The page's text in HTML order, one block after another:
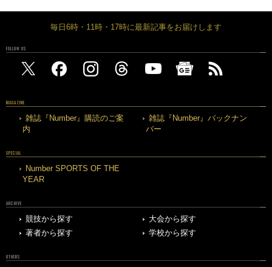
毎日6時・11時・17時に最新記事をお届けします
FOLLOW US
MAGAZINE
雑誌『Number』購読のご案
内
雑誌『Number』バックナン
バー
SPECIAL
Number SPORTS OF THE
YEAR
ARCHIVE
競技から探す
大会から探す
著者から探す
学校から探す
OTHERS